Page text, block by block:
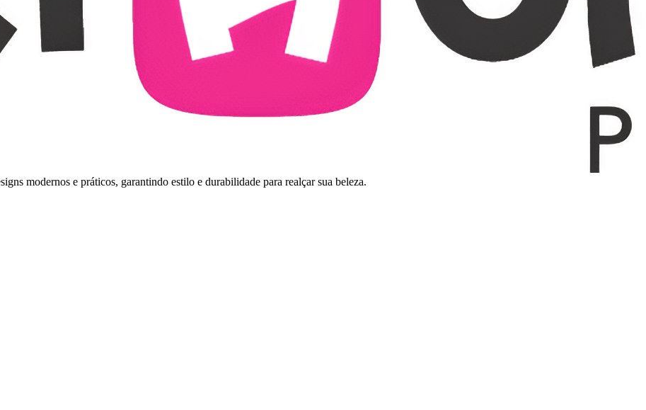
modernos e práticos, garantindo estilo e durabilidade para realçar sua beleza.